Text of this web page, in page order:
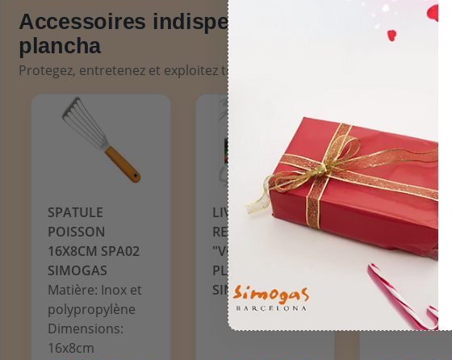
Accessoires indispensables pour votre
plancha
Protegez, entretenez et exploitez tout le potentiel de votre plancha.
SPATULE
POISSON
16X8CM SPA02
SIMOGAS
Matière: Inox et
polypropylène
Dimensions:
16x8cm
LIVRE DE
RECETTES
"VOYAGES À LA
PLANCHA"
SIMOGAS
GRILLE ANTI-
S
Couleur: Inox
Matière: Inox